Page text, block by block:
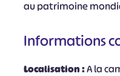
au patrimoine
Informations
Localisation :A la